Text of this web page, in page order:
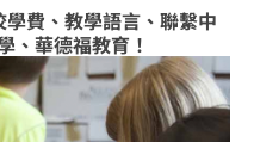
費、教學語言、聯繫中
、華德福教育！